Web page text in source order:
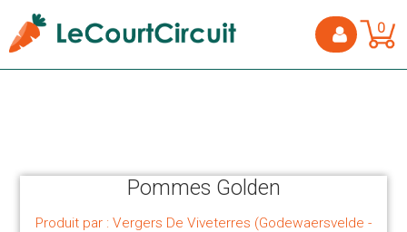
0
Pommes Golden
Produit par : Vergers De Viveterres (Godewaersvelde -